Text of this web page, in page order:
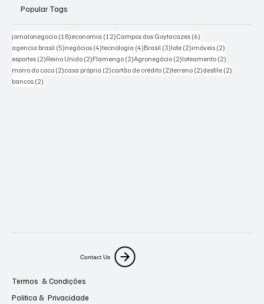
Popular Tags
jornalonegocio (18)18 posts
economia (12)12 posts
Campos dos Goytacazes (6)
agencia brasil (5)5 posts
negócios (4)4 posts
tecnologia (4)4 posts
Brasil (3)3 posts
lote (2)2 posts
imóveis (2)
esportes (2)2 posts
Reino Unido (2)2 posts
Flamengo (2)2 posts
Agronegócio (2)2 posts
loteamento (2)
morro do coco (2)2 posts
casa própria (2)2 posts
cartão de crédito (2)2 posts
terreno (2)2 posts
desfile (2)
bancos (2)
Contact Us
Termos & Condições
Politica & Privacidade